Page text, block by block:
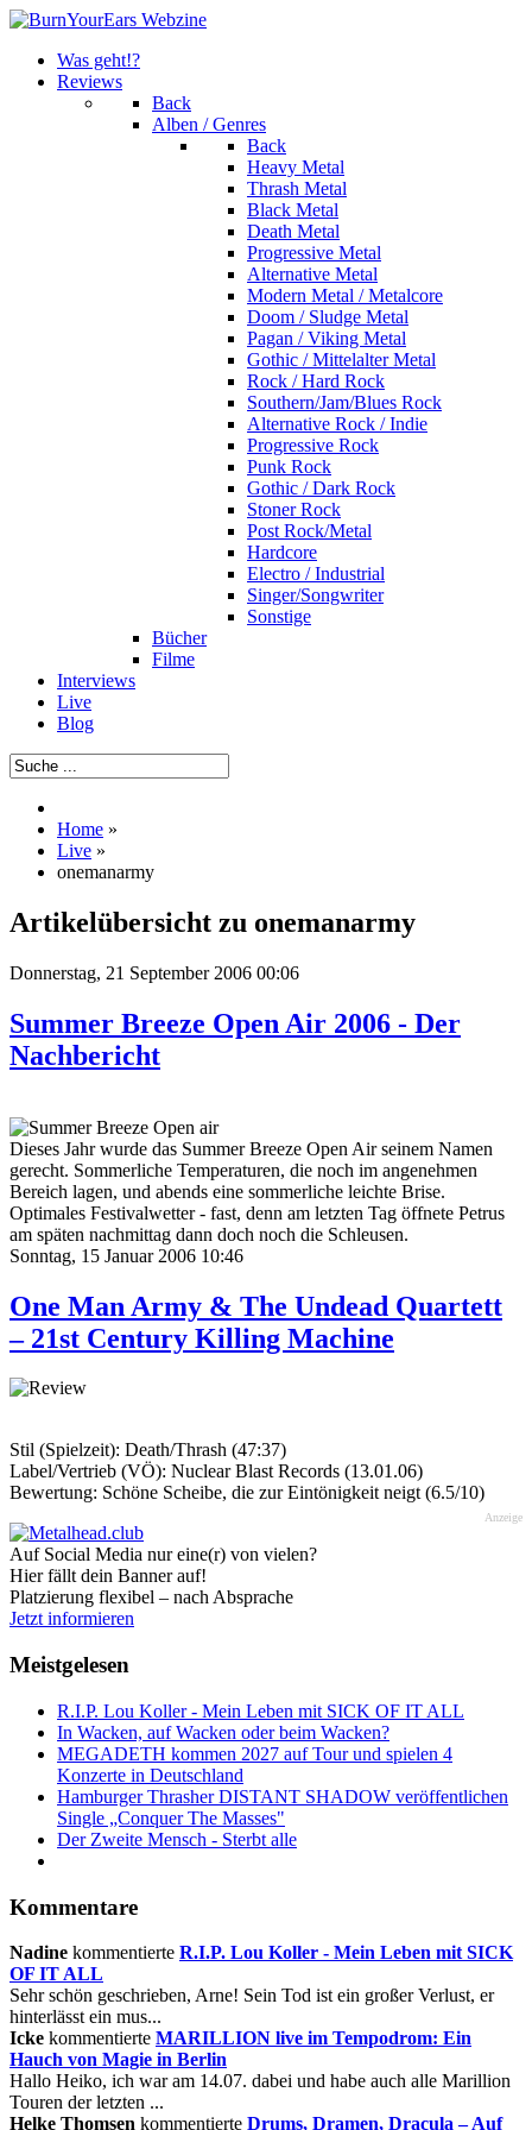
Was geht!?
Reviews
Back
Alben / Genres
Back
Heavy Metal
Thrash Metal
Black Metal
Death Metal
Progressive Metal
Alternative Metal
Modern Metal / Metalcore
Doom / Sludge Metal
Pagan / Viking Metal
Gothic / Mittelalter Metal
Rock / Hard Rock
Southern/Jam/Blues Rock
Alternative Rock / Indie
Progressive Rock
Punk Rock
Gothic / Dark Rock
Stoner Rock
Post Rock/Metal
Hardcore
Electro / Industrial
Singer/Songwriter
Sonstige
Bücher
Filme
Interviews
Live
Blog
Home »
Live »
onemanarmy
Artikelübersicht zu onemanarmy
Donnerstag, 21 September 2006 00:06
Summer Breeze Open Air 2006 - Der
Nachbericht
Dieses Jahr wurde das Summer Breeze Open Air seinem Namen
gerecht. Sommerliche Temperaturen, die noch im angenehmen
Bereich lagen, und abends eine sommerliche leichte Brise.
Optimales Festivalwetter - fast, denn am letzten Tag öffnete Petrus
am späten nachmittag dann doch noch die Schleusen.
Sonntag, 15 Januar 2006 10:46
One Man Army & The Undead Quartett
– 21st Century Killing Machine
Stil (Spielzeit): Death/Thrash (47:37)
Label/Vertrieb (VÖ): Nuclear Blast Records (13.01.06)
Bewertung: Schöne Scheibe, die zur Eintönigkeit neigt (6.5/10)
Anzeige
Auf Social Media nur eine(r) von vielen?
Hier fällt dein Banner auf!
Platzierung flexibel – nach Absprache
Jetzt informieren
Meistgelesen
R.I.P. Lou Koller - Mein Leben mit SICK OF IT ALL
In Wacken, auf Wacken oder beim Wacken?
MEGADETH kommen 2027 auf Tour und spielen 4
Konzerte in Deutschland
Hamburger Thrasher DISTANT SHADOW veröffentlichen
Single „Conquer The Masses"
Der Zweite Mensch - Sterbt alle
Kommentare
Nadine kommentierte R.I.P. Lou Koller - Mein Leben mit SICK
OF IT ALL
Sehr schön geschrieben, Arne! Sein Tod ist ein großer Verlust, er
hinterlässt ein mus...
Icke kommentierte MARILLION live im Tempodrom: Ein
Hauch von Magie in Berlin
Hallo Heiko, ich war am 14.07. dabei und habe auch alle Marillion
Touren der letzten ...
Helke Thomsen kommentierte Drums, Dramen, Dracula – Auf